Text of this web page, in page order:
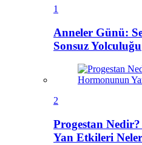
1
Anneler Günü:
Sonsuz Yolculuğu
2
Progestan
Yan Etkileri